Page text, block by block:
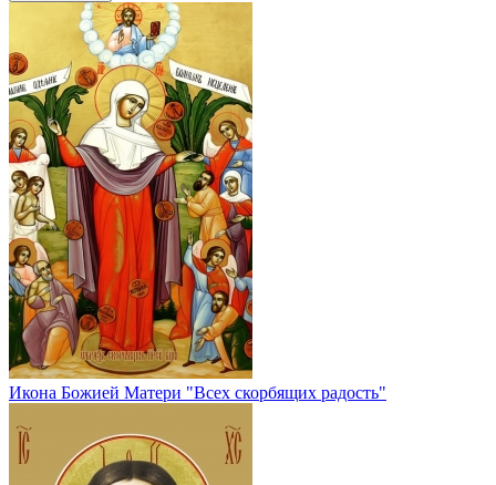
Икона Божией Матери "Всех скорбящих радость"